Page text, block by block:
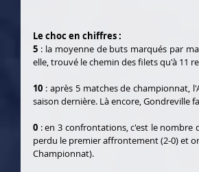
Le choc en chiffres :
5 : la moyenne de buts marqués par
elle, trouvé le chemin des filets qu'à 11
10 : après 5 matches de championnat,
saison dernière. Là encore, Gondreville
0 : en 3 confrontations, c'est le nombre
perdu le premier affrontement (2-0) et
Championnat).